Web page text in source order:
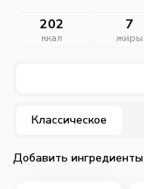
202
ккал
7
жиры
Классическое
Добавить ингредиенты